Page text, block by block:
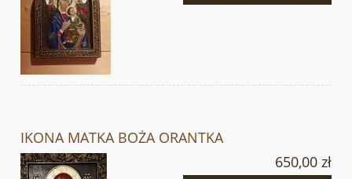
IKONA MATKA BOŻA ORANTKA
650,00 zł